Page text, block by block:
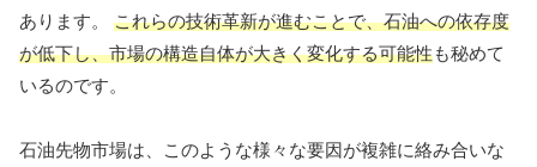
あります。 これらの技術革新が進むことで、石油への依存度
が低下し、市場の構造自体が大きく変化する可能性も秘めて
いるのです。
石油先物市場は、このような様々な要因が複雑に絡み合いな